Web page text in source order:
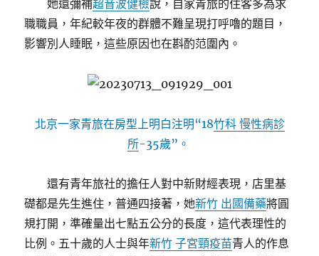
她還彌補超音波健檢說，自家青旅的住客多為求
職職員，年紀較年夜的群體不難呈現打呼嚕的題目，
影響別人睡眠，這些原因也在斟酌范圍內。
北京一家青旅在房型上明白注明“18竹科 慢性病診
所-35歲”。
還有青年旅社的擔任人對中新財經表現，店里基
礎都是先生進住，普通四接著，她新竹 出國備藥將圓
規打開，準確量出七點五公分的長度，這代表理性的
比例。五十歲的人士與年新竹 子宮頸疫苗青人的作息